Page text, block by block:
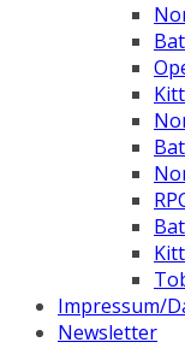
Impressum/
Newsletter